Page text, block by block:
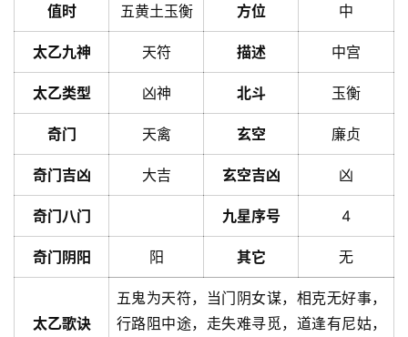
值时 五黄土玉衡 方位 中
太乙九神 天符 描述 中宫
太乙类型 凶神 北斗 玉衡
奇门 天禽 玄空 廉贞
奇门吉凶 大吉 玄空吉凶 凶
奇门八门 九星序号 4
奇门阴阳 阳 其它 无
太乙歌诀
五鬼为天符，当门阴女谋，相克无好事，
行路阻中途，走失难寻觅，道逢有尼姑，